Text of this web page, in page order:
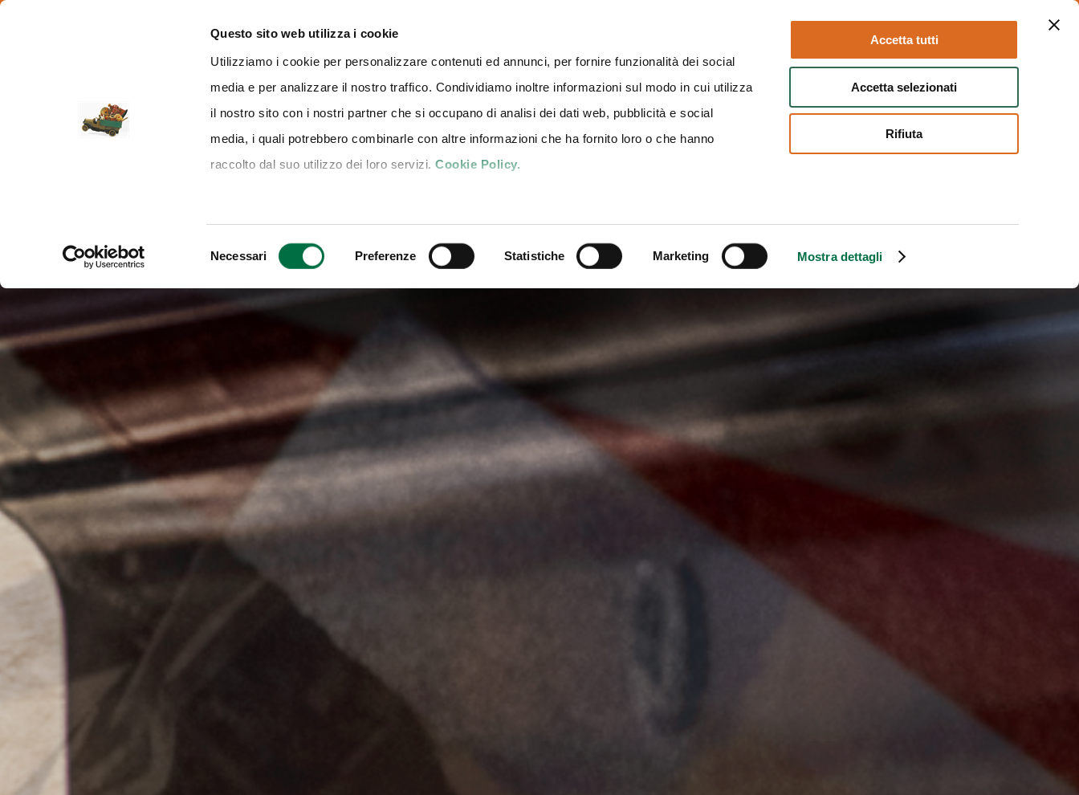
Questo sito web utilizza i cookie
Utilizziamo i cookie per personalizzare contenuti ed annunci, per fornire funzionalità dei social
media e per analizzare il nostro traffico. Condividiamo inoltre informazioni sul modo in cui utilizza
il nostro sito con i nostri partner che si occupano di analisi dei dati web, pubblicità e social
media, i quali potrebbero combinarle con altre informazioni che ha fornito loro o che hanno
raccolto dal suo utilizzo dei loro servizi.Cookie Policy.
del
Necessari Preferenze Statistiche Marketing Mostra dettagli
Accetta tutti
Accetta selezionati
Rifiuta
VISITING EXHIBIT EVENTS NEWS PRESS AREA CONTACT US TICKETS IT EN TICKETS